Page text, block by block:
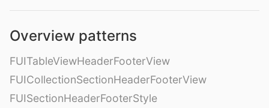
Overview patterns
FUITableViewHeaderFooterView
FUICollectionSectionHeaderFooterView
FUISectionHeaderFooterStyle